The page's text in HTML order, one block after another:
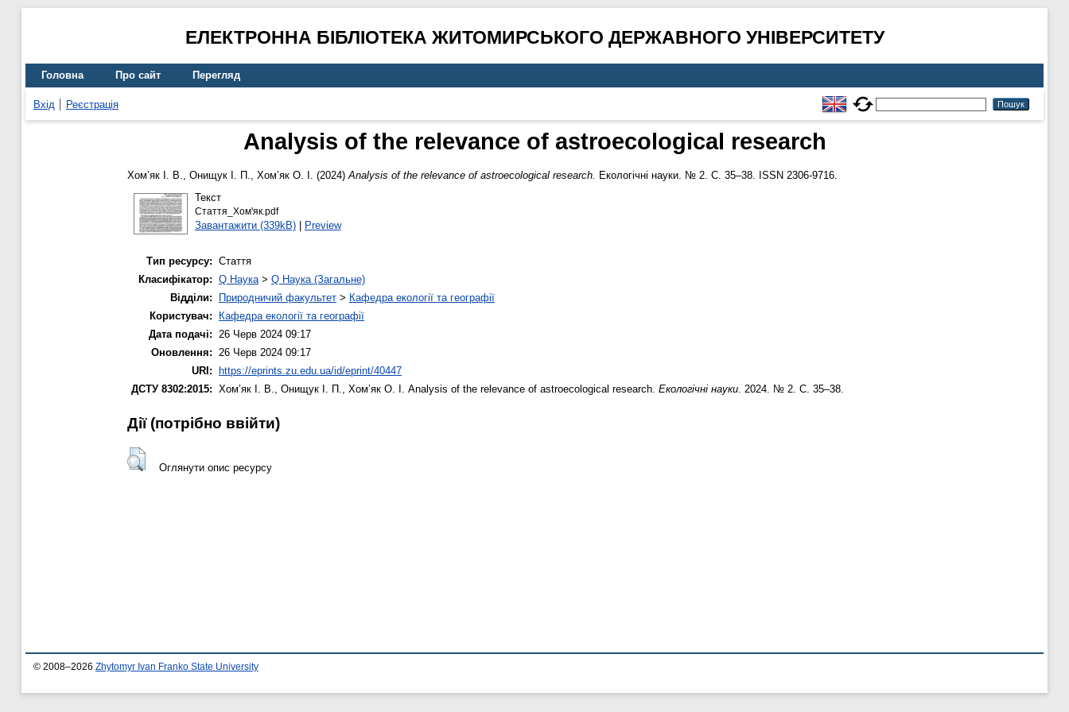
ЕЛЕКТРОННА БІБЛІОТЕКА ЖИТОМИРСЬКОГО ДЕРЖАВНОГО УНІВЕРСИТЕТУ
Головна Про сайт Перегляд
Вхід Реєстрація
Analysis of the relevance of astroecological research
Хом’як І. В., Онищук І. П., Хом’як О. І. (2024)Analysis of the relevance of astroecological research. Екологічні науки. № 2. С. 35–38. ISSN 2306-9716.
Текст
Стаття_Хом'як.pdf
Завантажити (339kB)| Preview
Тип ресурсу: Стаття
Класифікатор: Q Наука> Q Наука (Загальне)
Відділи:
Природничий факультет > Кафедра екології та географії
Користувач:
Кафедра екології та географії
Дата подачі: 26 Черв 2024 09:17
Оновлення: 26 Черв 2024 09:17
URI:
https://eprints.zu.edu.ua/id/eprint/40447
ДСТУ 8302:2015: Хом’як І. В., Онищук І. П., Хом’як О. І. Analysis of the relevance of astroecological research. Екологічні науки. 2024. № 2. С. 35–38.
Дії ​​(потрібно ввійти)
Оглянути опис ресурсу
© 2008–2026 Zhytomyr Ivan Franko State University